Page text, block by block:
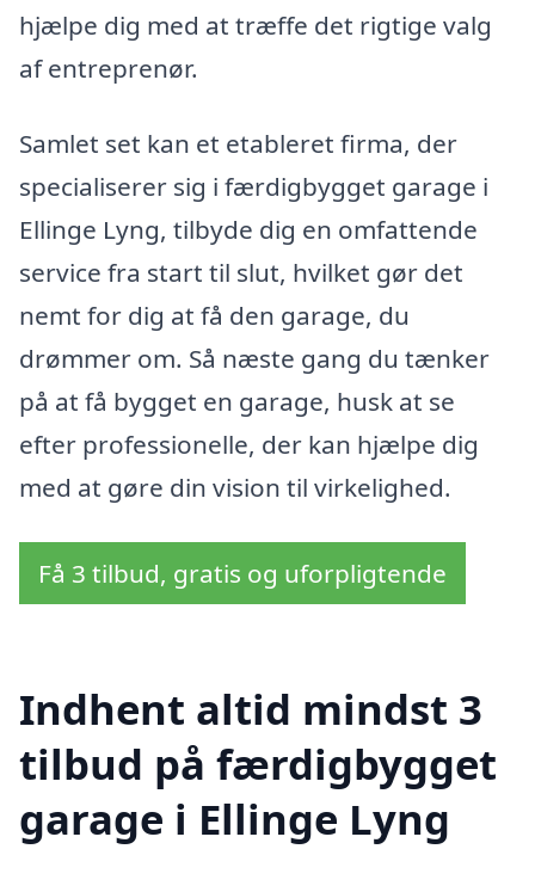
hjælpe dig med at træffe det rigtige valg
af entreprenør.
Samlet set kan et etableret firma, der
specialiserer sig i færdigbygget garage i
Ellinge Lyng, tilbyde dig en omfattende
service fra start til slut, hvilket gør det
nemt for dig at få den garage, du
drømmer om. Så næste gang du tænker
på at få bygget en garage, husk at se
efter professionelle, der kan hjælpe dig
med at gøre din vision til virkelighed.
Få 3 tilbud, gratis og uforpligtende
Indhent altid mindst 3
tilbud på færdigbygget
garage i Ellinge Lyng